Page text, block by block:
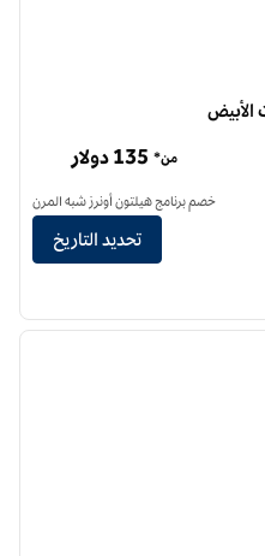
الأبيض
العاصمة/البيت الأبيض
من* 135 دولار
خصم برنامج هيلتون أونرز شبه المرن
تحديد التاريخ
الصورة